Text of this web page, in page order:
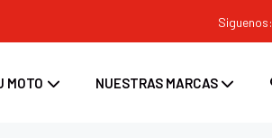
Siguenos:
MOTO NUESTRAS MARCAS